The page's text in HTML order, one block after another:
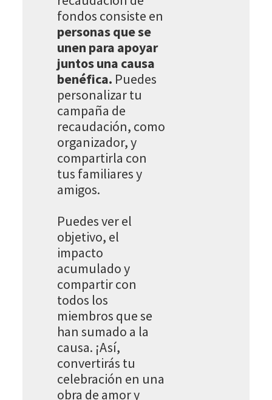
fondos consiste en
personas que se
unen para apoyar
juntos una causa
benéfica. Puedes
personalizar tu
campaña de
recaudación, como
organizador, y
compartirla con
tus familiares y
amigos.
Puedes ver el
objetivo, el
impacto
acumulado y
compartir con
todos los
miembros que se
han sumado a la
causa. ¡Así,
convertirás tu
celebración en una
obra de amor y